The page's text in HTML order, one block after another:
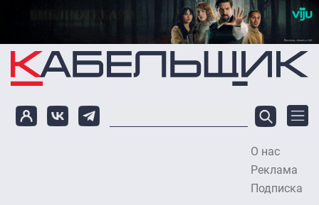
Перейти к основному содержанию
О нас
Реклама
Подписка